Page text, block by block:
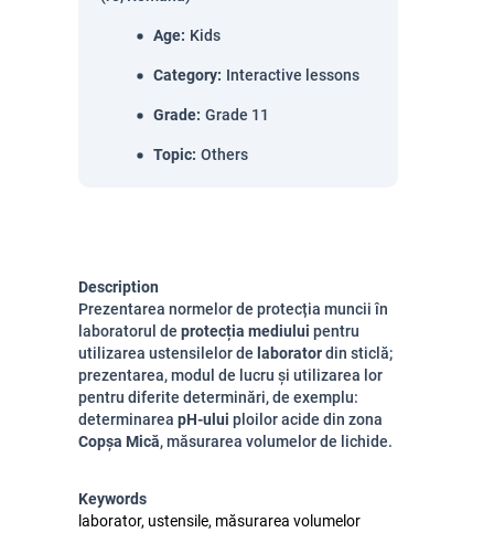
Age: Kids
Category: Interactive lessons
Grade: Grade 11
Topic: Others
Description
Prezentarea normelor de protecția muncii în
laboratorul de protecția mediului pentru
utilizarea ustensilelor de laboratordin sticlă;
prezentarea, modul de lucru și utilizarea lor
pentru diferite determinări, de exemplu:
determinarea pH-ului ploilor acide din zona
Copșa Mică, măsurarea volumelor de lichide.
Keywords
laborator, ustensile, măsurarea volumelor